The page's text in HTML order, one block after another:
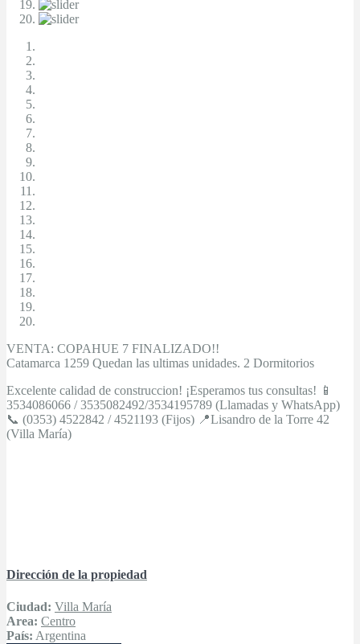
VENTA: COPAHUE 7 FINALIZADO!!
Catamarca 1259 Quedan las ultimas unidades. 2 Dormitorios
Excelente calidad de construccion! ¡Esperamos tus consultas! 📱
3534086066 / 3535082492/3534195789 (Llamadas y WhatsApp)
📞 (0353) 4522842 / 4521193 (Fijos) 📍Lisandro de la Torre 42
(Villa María)
Dirección de la propiedad
Ciudad: Villa María
Area: Centro
País: Argentina